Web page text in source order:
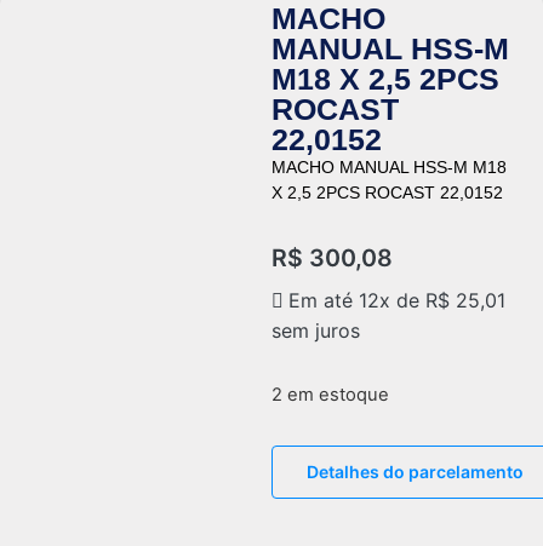
MACHO
MANUAL HSS-M
M18 X 2,5 2PCS
ROCAST
22,0152
MACHO MANUAL HSS-M M18
X 2,5 2PCS ROCAST 22,0152
R$ 300,08
Em até 12x de R$ 25,01
sem juros
2 em estoque
Detalhes do parcelamento